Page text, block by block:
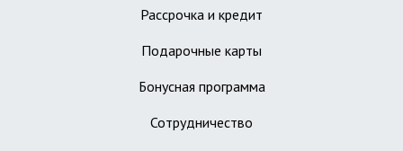
Рассрочка и кредит
Подарочные карты
Бонусная программа
Сотрудничество